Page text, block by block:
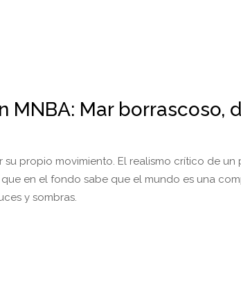
MNBA: Mar borrascoso,
propio movimiento. El realismo crítico de un
que en el fondo sabe que el mundo es una
y sombras.